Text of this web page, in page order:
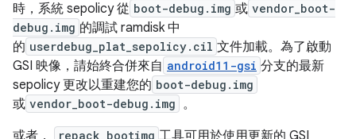
時，系統 sepolicy 從 boot-debug.img 或 vendor_boot-
debug.img 的調試 ramdisk 中
的 userdebug_plat_sepolicy.cil 文件加載。為了啟動
GSI 映像，請始終合併來自 android11-gsi 分支的最新
sepolicy 更改以重建您的 boot-debug.img
或 vendor_boot-debug.img 。
或者，
repack_bootimg 工具可用於使用更新的 GSI